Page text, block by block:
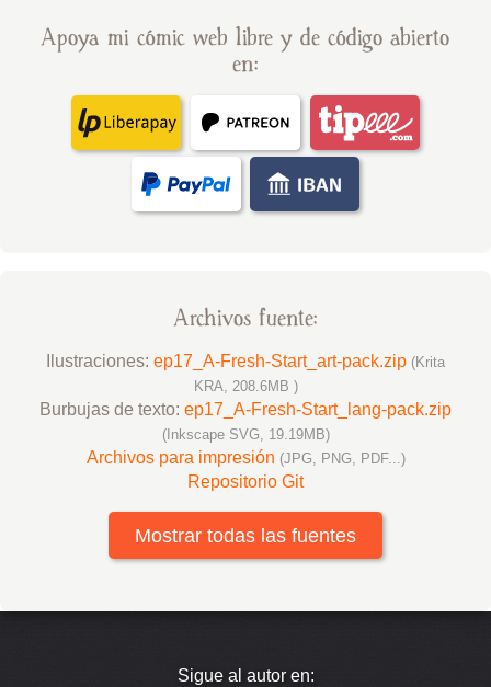
Apoya mi cómic web libre y de código abierto
en:
Archivos fuente:
Ilustraciones: ep17_A-Fresh-Start_art-pack.zip (Krita
KRA, 208.6MB )
Burbujas de texto: ep17_A-Fresh-Start_lang-pack.zip
(Inkscape SVG, 19.19MB)
Archivos para impresión (JPG, PNG, PDF...)
Repositorio Git
Mostrar todas las fuentes
Sigue al autor en: